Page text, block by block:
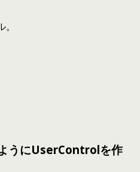
うにUserControlを作